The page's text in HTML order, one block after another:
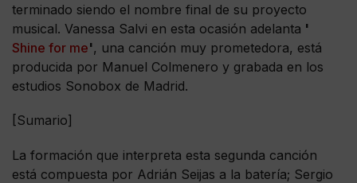
terminado siendo el nombre final de su proyecto
musical. Vanessa Salvi en esta ocasión adelanta '
Shine for me', una canción muy prometedora, está
producida por Manuel Colmenero y grabada en los
estudios Sonobox de Madrid.
[Sumario]
La formación que interpreta esta segunda canción
está compuesta por Adrián Seijas a la batería; Sergio